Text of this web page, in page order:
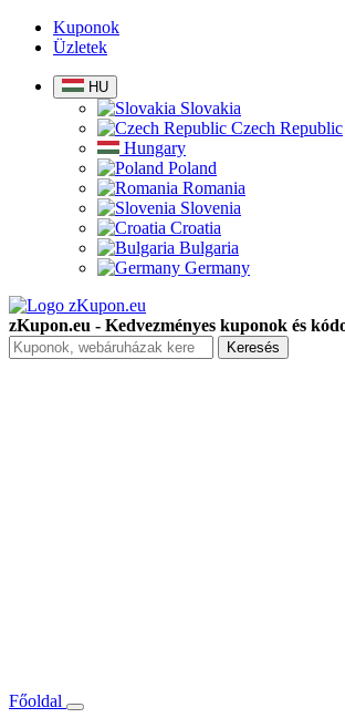
Kuponok
Üzletek
HU
Slovakia
Czech Republic
Hungary
Poland
Romania
Slovenia
Croatia
Bulgaria
Germany
zKupon.eu - Kedvezményes kuponok és
Keresés
Főoldal